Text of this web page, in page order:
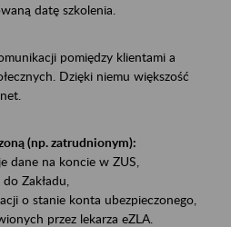
datę szkolenia.
pomiędzy klientami a
Dzięki niemu większość
(np. zatrudnionym):
na koncie w ZUS,
Zakładu,
o stanie konta ubezpieczonego,
przez lekarza eZLA.